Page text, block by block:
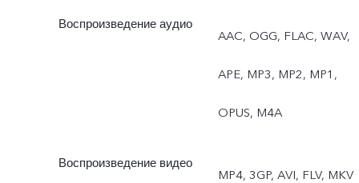
Воспроизведение аудио
AAC, OGG, FLAC, WAV,
APE, MP3, MP2, MP1,
OPUS, M4A
Воспроизведение видео
MP4, 3GP, AVI, FLV, MKV